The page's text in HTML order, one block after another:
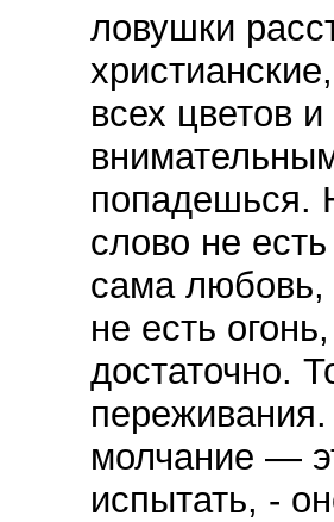
ловушки
всех цветов
попадешься.
слово не
сама любовь,
не есть
достаточно.
молчание —
испытать, -